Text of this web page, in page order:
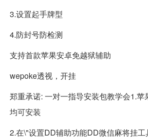
3.设置起手牌型
4.防封号防检测
支持首款苹果安卓免越狱辅助
wepoke透视，开挂
郑重承诺: 一对一指导安装包教学会1.
均可安装
2.在\"设置DD辅助功能DD微信麻将挂